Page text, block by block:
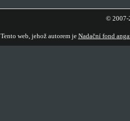
© 2007-
Tento web, jehož autorem je Nadační fond